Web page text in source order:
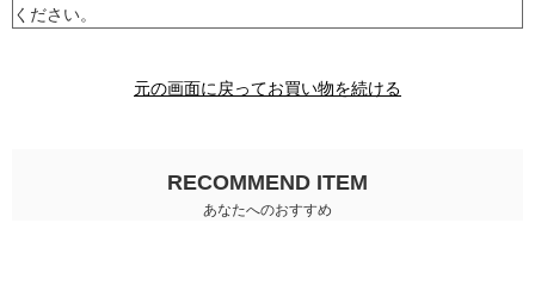
ください。
元の画面に戻ってお買い物を続ける
RECOMMEND ITEM
あなたへのおすすめ